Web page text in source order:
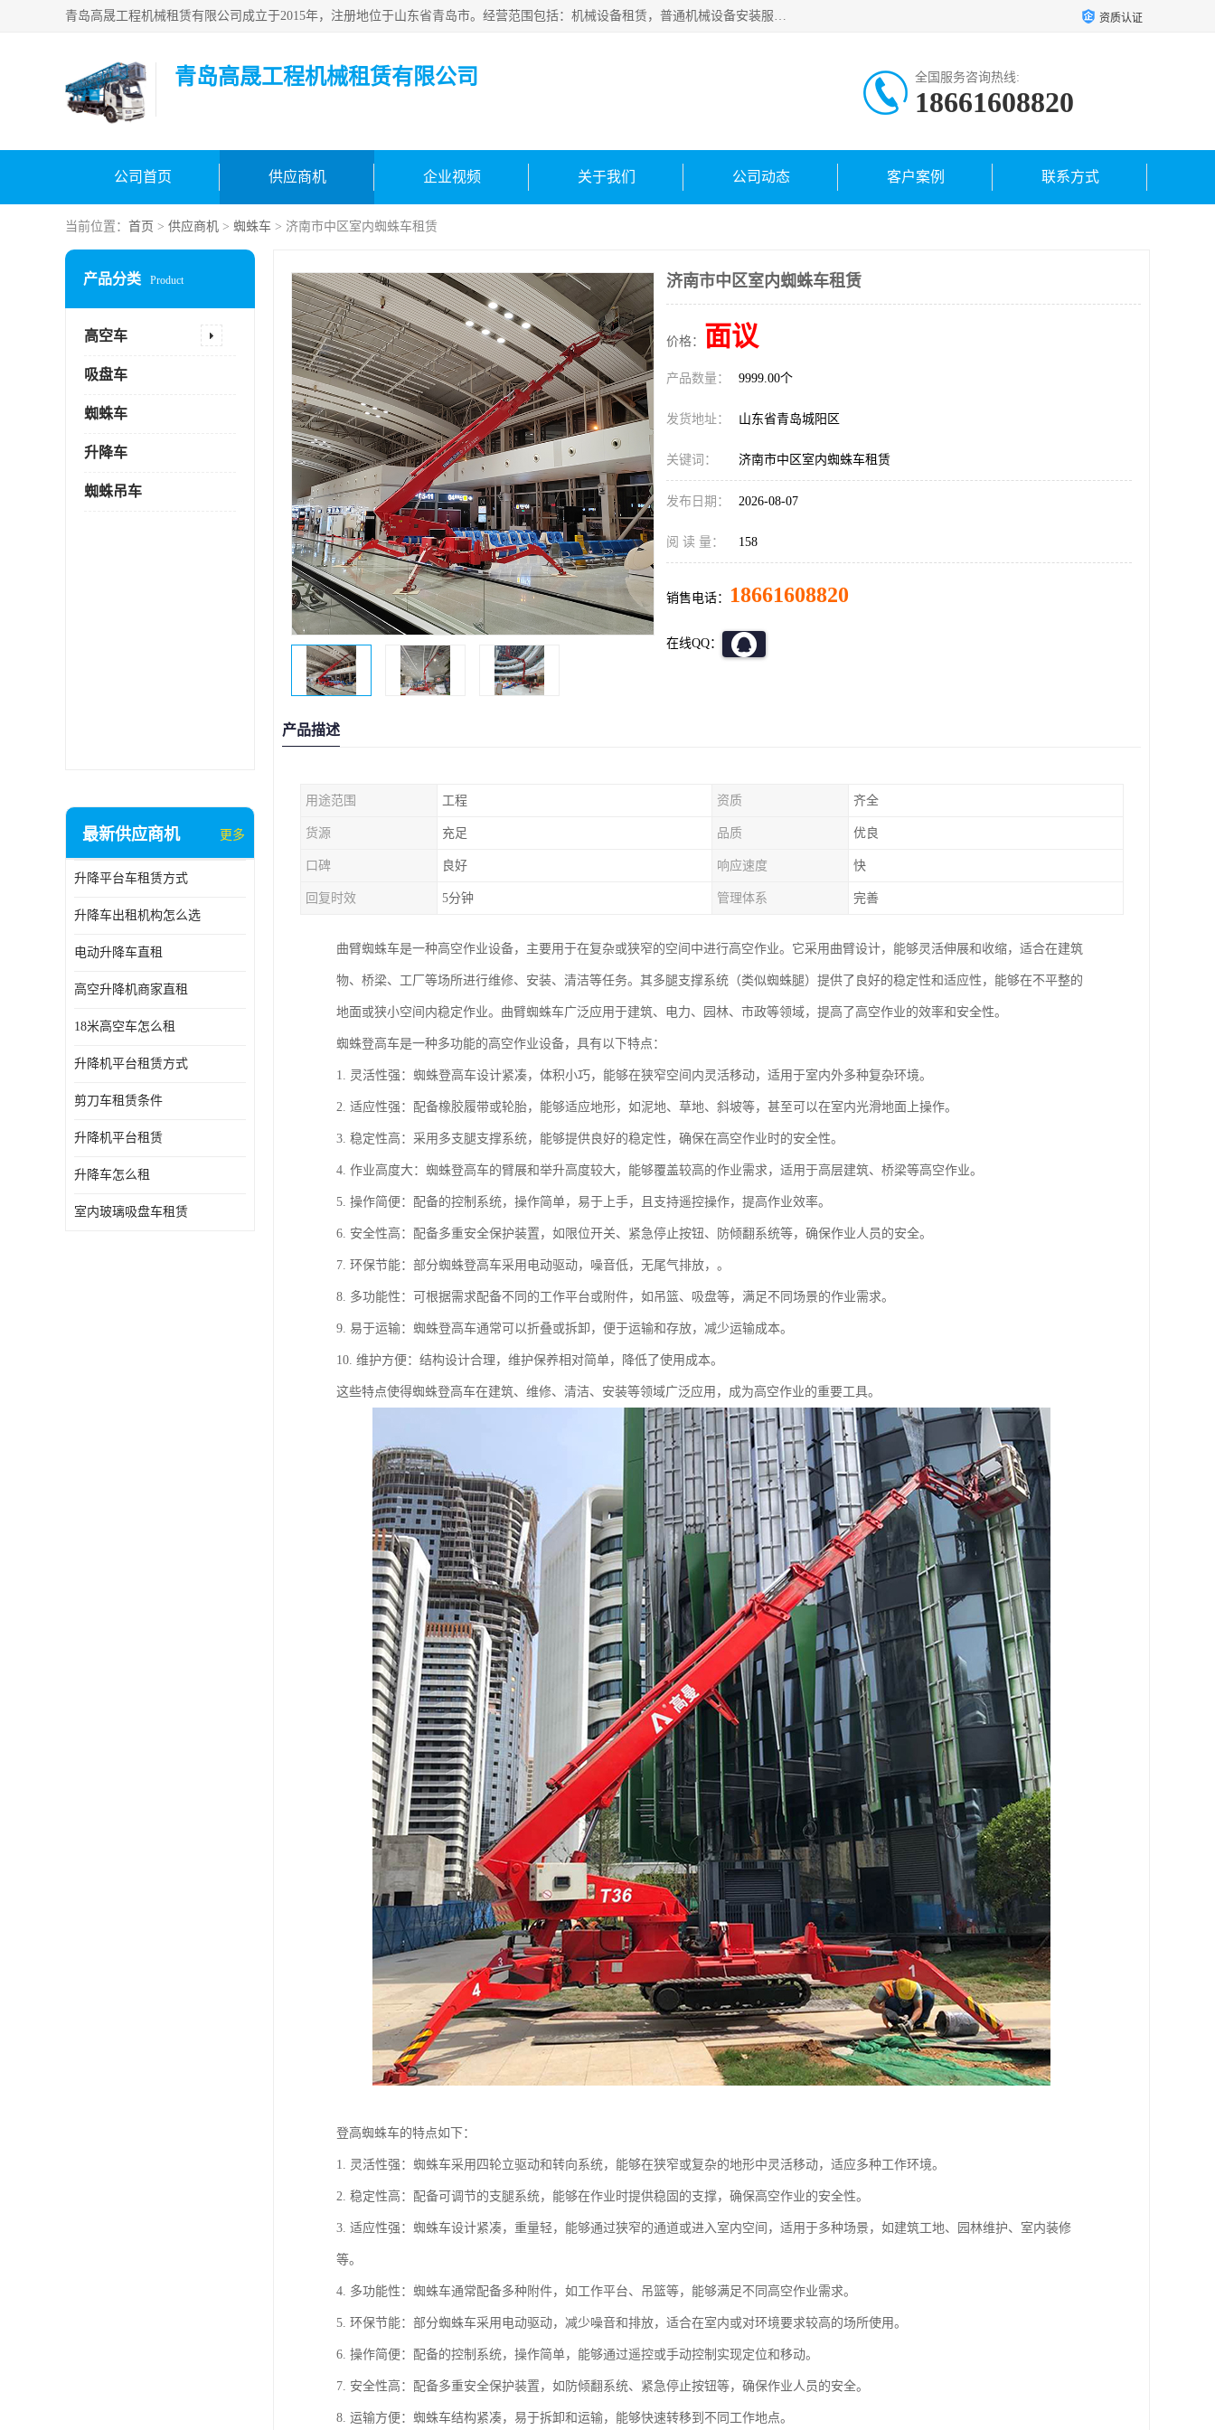
青岛高晟工程机械租赁有限公司成立于2015年，注册地位于山东省青岛市。经营范围包括：机械设备租赁，普通机械设备安装服务，电子、机械设备维护，专用设备修理，通用设备修理，机械设备销售，环境保护专用设备销售，建筑材料销售，专业保洁、清洗、消毒服务，劳动保护用品销售，信息技术咨询服务，汽车拖车、求援、清障服务，物业管理；工程管理服务，货物进出口，技术进出口，汽车销售，新能源汽车整车销售等。 资质认证
青岛高晟工程机械租赁有限公司 全国服务咨询热线:
18661608820
公司首页 供应商机 企业视频 关于我们 公司动态 客户案例 联系方式
当前位置： 首页 > 供应商机 > 蜘蛛车 > 济南市中区室内蜘蛛车租赁
产品分类 Product
高空车
吸盘车
蜘蛛车
升降车
蜘蛛吊车
最新供应商机 更多
升降平台车租赁方式
升降车出租机构怎么选
电动升降车直租
高空升降机商家直租
18米高空车怎么租
升降机平台租赁方式
剪刀车租赁条件
升降机平台租赁
升降车怎么租
室内玻璃吸盘车租赁
济南市中区室内蜘蛛车租赁
价格： 面议
产品数量： 9999.00个
发货地址： 山东省青岛城阳区
关键词： 济南市中区室内蜘蛛车租赁
发布日期： 2026-08-07
阅 读 量： 158
销售电话： 18661608820
在线QQ：
产品描述
用途范围 工程 资质 齐全
货源 充足 品质 优良
口碑 良好 响应速度 快
回复时效 5分钟 管理体系 完善
曲臂蜘蛛车是一种高空作业设备，主要用于在复杂或狭窄的空间中进行高空作业。它采用曲臂设计，能够灵活伸展和收缩，适合在建筑
物、桥梁、工厂等场所进行维修、安装、清洁等任务。其多腿支撑系统（类似蜘蛛腿）提供了良好的稳定性和适应性，能够在不平整的
地面或狭小空间内稳定作业。曲臂蜘蛛车广泛应用于建筑、电力、园林、市政等领域，提高了高空作业的效率和安全性。
蜘蛛登高车是一种多功能的高空作业设备，具有以下特点：
1. 灵活性强：蜘蛛登高车设计紧凑，体积小巧，能够在狭窄空间内灵活移动，适用于室内外多种复杂环境。
2. 适应性强：配备橡胶履带或轮胎，能够适应地形，如泥地、草地、斜坡等，甚至可以在室内光滑地面上操作。
3. 稳定性高：采用多支腿支撑系统，能够提供良好的稳定性，确保在高空作业时的安全性。
4. 作业高度大：蜘蛛登高车的臂展和举升高度较大，能够覆盖较高的作业需求，适用于高层建筑、桥梁等高空作业。
5. 操作简便：配备的控制系统，操作简单，易于上手，且支持遥控操作，提高作业效率。
6. 安全性高：配备多重安全保护装置，如限位开关、紧急停止按钮、防倾翻系统等，确保作业人员的安全。
7. 环保节能：部分蜘蛛登高车采用电动驱动，噪音低，无尾气排放，。
8. 多功能性：可根据需求配备不同的工作平台或附件，如吊篮、吸盘等，满足不同场景的作业需求。
9. 易于运输：蜘蛛登高车通常可以折叠或拆卸，便于运输和存放，减少运输成本。
10. 维护方便：结构设计合理，维护保养相对简单，降低了使用成本。
这些特点使得蜘蛛登高车在建筑、维修、清洁、安装等领域广泛应用，成为高空作业的重要工具。
登高蜘蛛车的特点如下：
1. 灵活性强：蜘蛛车采用四轮立驱动和转向系统，能够在狭窄或复杂的地形中灵活移动，适应多种工作环境。
2. 稳定性高：配备可调节的支腿系统，能够在作业时提供稳固的支撑，确保高空作业的安全性。
3. 适应性强：蜘蛛车设计紧凑，重量轻，能够通过狭窄的通道或进入室内空间，适用于多种场景，如建筑工地、园林维护、室内装修
等。
4. 多功能性：蜘蛛车通常配备多种附件，如工作平台、吊篮等，能够满足不同高空作业需求。
5. 环保节能：部分蜘蛛车采用电动驱动，减少噪音和排放，适合在室内或对环境要求较高的场所使用。
6. 操作简便：配备的控制系统，操作简单，能够通过遥控或手动控制实现定位和移动。
7. 安全性高：配备多重安全保护装置，如防倾翻系统、紧急停止按钮等，确保作业人员的安全。
8. 运输方便：蜘蛛车结构紧凑，易于拆卸和运输，能够快速转移到不同工作地点。